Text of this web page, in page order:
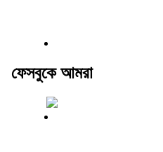
ফেসবুকে আমরা